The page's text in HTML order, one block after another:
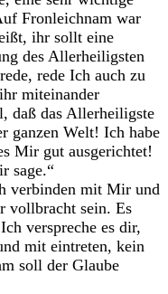
Fronleichnam war
ihr sollt eine
des Allerheiligsten
rede Ich auch zu
miteinander
daß das Allerheiligste
ganzen Welt! Ich habe
Mir gut ausgerichtet!
sage.“
verbinden mit Mir und
vollbracht sein. Es
verspreche es dir,
mit eintreten, kein
soll der Glaube